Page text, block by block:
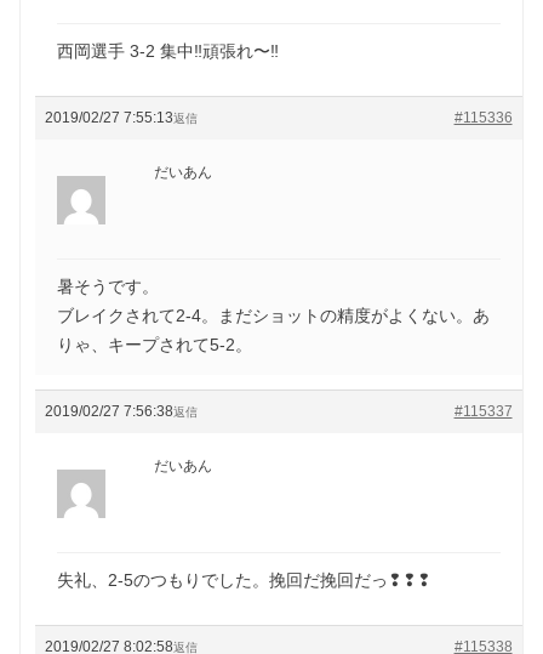
西岡選手 3-2 集中‼️頑張れ〜‼️
2019/02/27 7:55:13 #115336
返信
だいあん
暑そうです。
ブレイクされて2-4。まだショットの精度がよくない。あ
りゃ、キープされて5-2。
2019/02/27 7:56:38 #115337
返信
だいあん
失礼、2-5のつもりでした。挽回だ挽回だっ❢❢❢
2019/02/27 8:02:58 #115338
返信